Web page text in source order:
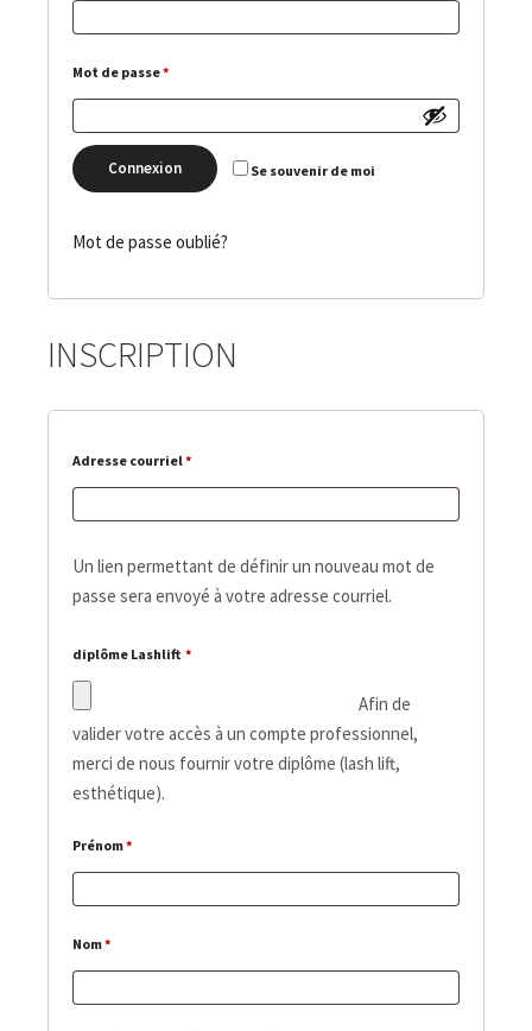
Mot de passe*Obligatoire
Se souvenir de moi
Connexion
Mot de passe oublié?
INSCRIPTION
Adresse courriel*Obligatoire
Un lien permettant de définir un nouveau mot de
passe sera envoyé à votre adresse courriel.
diplôme Lashlift *
Afin de
valider votre accès à un compte professionnel,
merci de nous fournir votre diplôme (lash lift,
esthétique).
Prénom*
Nom*